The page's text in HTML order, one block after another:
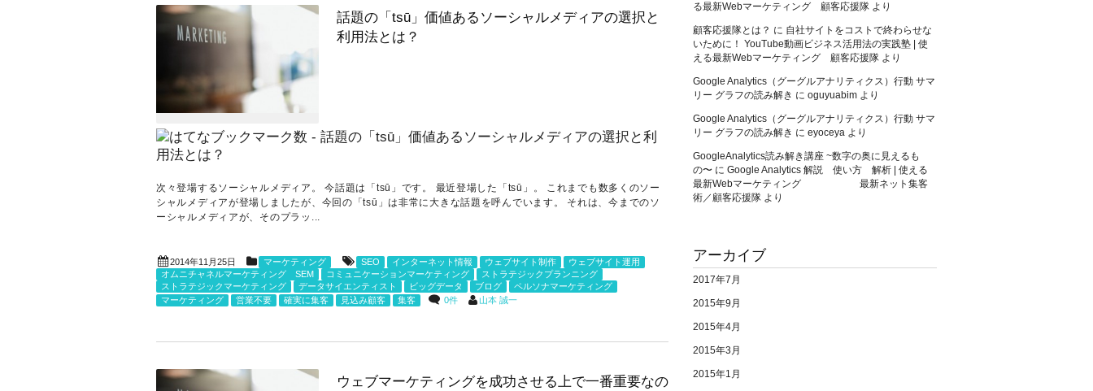
話題の「tsū」価値あるソーシャルメディアの選択と
利用法とは？
次々登場するソーシャルメディア。 今話題は「tsū」です。 最近登場した「tsū」。 これまでも数多くのソー
シャルメディアが登場しましたが、今回の「tsū」は非常に大きな話題を呼んでいます。 それは、今までのソ
ーシャルメディアが、そのプラッ...
2014年11月25日 マーケティング SEO インターネット情報 ウェブサイト制作
ウェブサイト運用
オムニチャネルマーケティング SEM
コミュニケーションマーケティング
ストラテジックプランニング
ストラテジックマーケティング
データサイエンティスト ビッグデータ ブログ
ペルソナマーケティング
マーケティング
営業不要 確実に集客 見込み顧客 集客 0件 山本 誠一
ウェブマーケティングを成功させる上で一番重要なの
る最新Webマーケティング 顧客応援隊 より
顧客応援隊とは？ に 自社サイトをコストで終わらせな
いために！ YouTube動画ビジネス活用法の実践塾 | 使
える最新Webマーケティング 顧客応援隊 より
Google Analytics（グーグルアナリティクス）行動 サマ
リー グラフの読み解き に oguyuabim より
Google Analytics（グーグルアナリティクス）行動 サマ
リー グラフの読み解き に eyoceya より
GoogleAnalytics読み解き講座 ~数字の奥に見えるも
の〜 に Google Analytics 解説 使い方 解析 | 使える
最新Webマーケティング 最新ネット集客
術／顧客応援隊 より
アーカイブ
2017年7月
2015年9月
2015年4月
2015年3月
2015年1月